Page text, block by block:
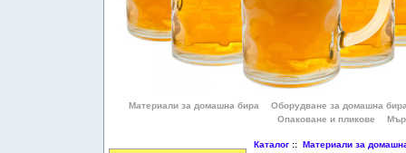
Материали за домашна бира
Оборудване за домашна
Опаковане и пликове
Каталог:: Материали за